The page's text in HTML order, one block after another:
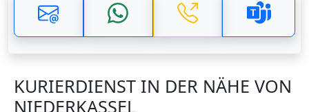
KURIERDIENST IN DER NÄHE VON
NIEDERKASSEL